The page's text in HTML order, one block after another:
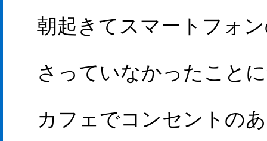
朝起きてスマートフォ
さっていなかったこと
カフェでコンセントの